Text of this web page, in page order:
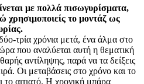
με πολλά πισωγυρίσματα,
χρησιμοποιείς το μοντάζ ως
τρία χρόνια μετά, ένα άλμα στο
που αναλύεται αυτή η θεματική
αντίληψης, παρά να τα δείξεις
Οι μεταβάσεις στο χρόνο και το
το αιτιατό. Η χρονική μπάρα